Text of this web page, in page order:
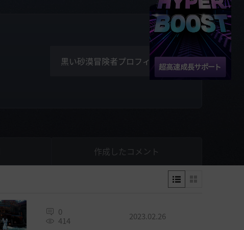
黒い砂漠冒険者プロフィール
作成したコメント
0
414
2023.02.26